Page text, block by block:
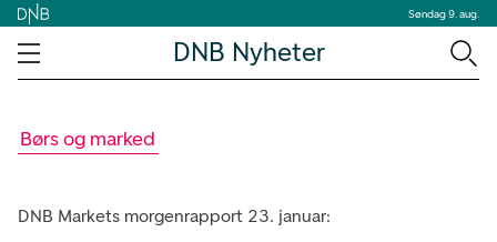
Søndag 9. aug.
DNB Nyheter
Børs og marked
DNB Markets morgenrapport 23. januar: